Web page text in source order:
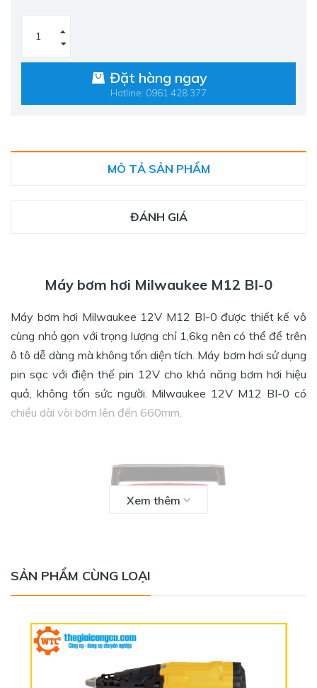
Đặt hàng ngay
Hotline: 0961 428 377
MÔ TẢ SẢN PHẨM
ĐÁNH GIÁ
Máy bơm hơi Milwaukee M12 BI-0
Máy bơm hơi Milwaukee 12V M12 BI-0 được thiết kế vô
cùng nhỏ gọn với trọng lượng chỉ 1,6kg nên có thể để trên
ô tô dễ dàng mà không tốn diện tích. Máy bơm hơi sử dụng
pin sạc với điện thế pin 12V cho khả năng bơm hơi hiệu
quả, không tốn sức người. Milwaukee 12V M12 BI-0 có
chiều dài vòi bơm lên đến 660mm.
Xem thêm
SẢN PHẨM CÙNG LOẠI